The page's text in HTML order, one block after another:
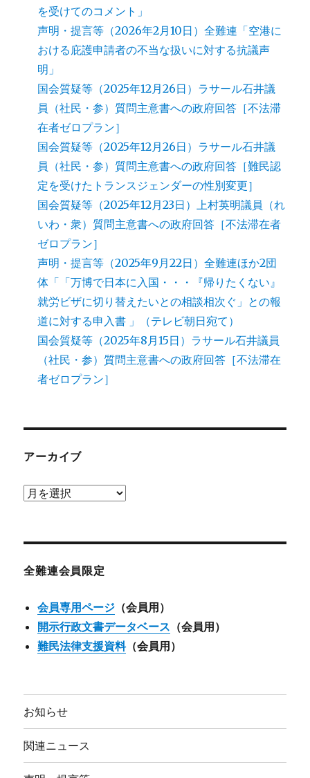
を受けてのコメント」
声明・提言等（2026年2月10日）全難連「空港に
おける庇護申請者の不当な扱いに対する抗議声
明」
国会質疑等（2025年12月26日）ラサール石井議
員（社民・参）質問主意書への政府回答［不法滞
在者ゼロプラン］
国会質疑等（2025年12月26日）ラサール石井議
員（社民・参）質問主意書への政府回答［難民認
定を受けたトランスジェンダーの性別変更］
国会質疑等（2025年12月23日）上村英明議員（れ
いわ・衆）質問主意書への政府回答［不法滞在者
ゼロプラン］
声明・提言等（2025年9月22日）全難連ほか2団
体「「万博で日本に入国・・・『帰りたくない』
就労ビザに切り替えたいとの相談相次ぐ」との報
道に対する申入書 」（テレビ朝日宛て）
国会質疑等（2025年8月15日）ラサール石井議員
（社民・参）質問主意書への政府回答［不法滞在
者ゼロプラン］
アーカイブ
ア
ブ
全難連会員限定
会員専用ページ （会員用）
開示行政文書データベース （会員用）
難民法律支援資料（会員用）
お知らせ
関連ニュース